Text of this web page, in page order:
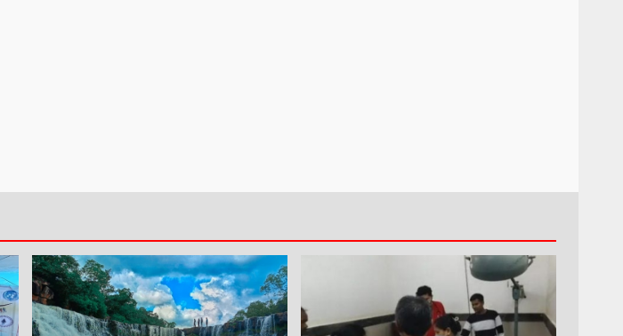
3 August 10, 2026
4
घटारानी वॉटरफॉल में गिरकर घायल हुआ
युवक, अस्पताल में भर्ती…
August 10, 2026